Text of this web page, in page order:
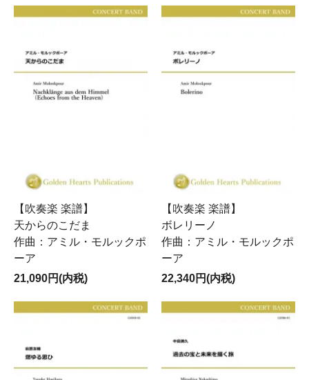
【吹奏楽 楽譜】
天からのこだま
作曲：アミル・モルックポ
ーア
21,090円(内税)
【吹奏楽 楽譜】
ボレリーノ
作曲：アミル・モルックポ
ーア
22,340円(内税)